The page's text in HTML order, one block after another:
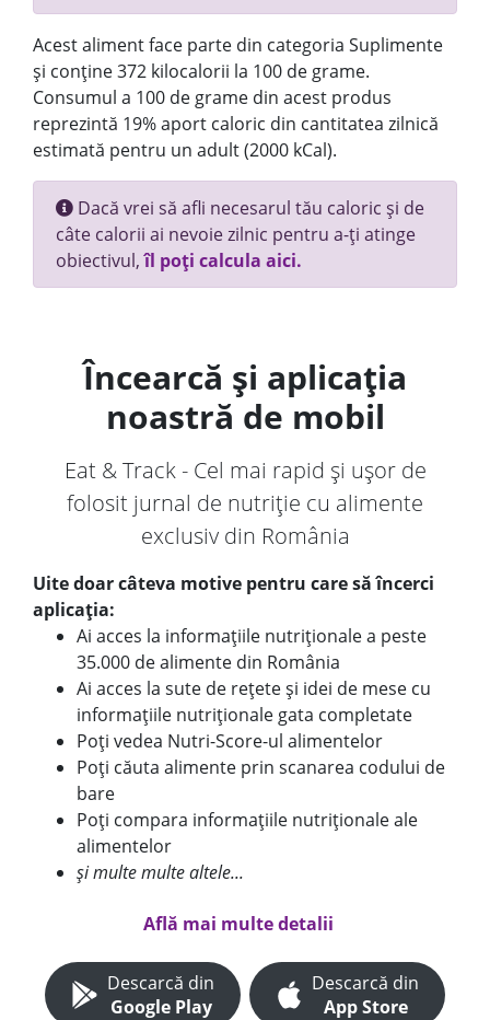
Acest aliment face parte din categoria Suplimente
și conține 372 kilocalorii la 100 de grame.
Consumul a 100 de grame din acest produs
reprezintă 19% aport caloric din cantitatea zilnică
estimată pentru un adult (2000 kCal).
Dacă vrei să afli necesarul tău caloric și de
câte calorii ai nevoie zilnic pentru a-ți atinge
obiectivul,îl poți calcula aici.
Încearcă și aplicația
noastră de mobil
Eat & Track - Cel mai rapid și ușor de
folosit jurnal de nutriție cu alimente
exclusiv din România
Uite doar câteva motive pentru care să încerci
aplicația:
Ai acces la informațiile nutriționale a peste
35.000 de alimente din România
Ai acces la sute de rețete și idei de mese cu
informațiile nutriționale gata completate
Poți vedea Nutri-Score-ul alimentelor
Poți căuta alimente prin scanarea codului de
bare
Poți compara informațiile nutriționale ale
alimentelor
și multe multe altele...
Află mai multe detalii
Descarcă din
Google Play
Descarcă din
App Store